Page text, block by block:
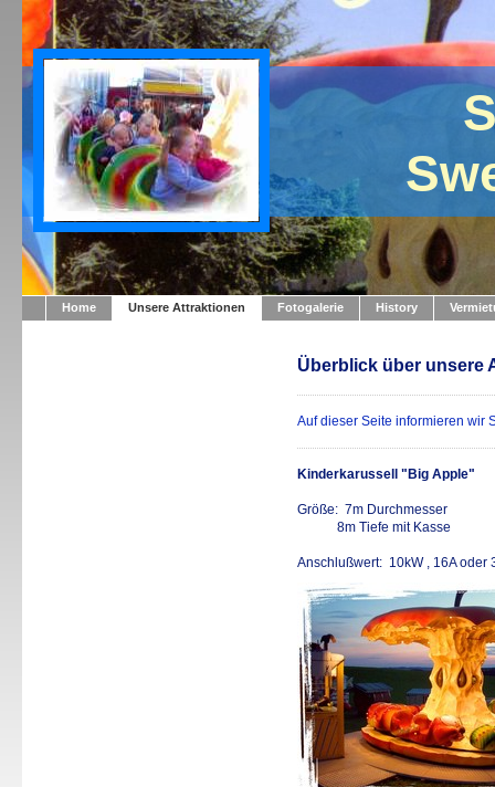
Home Unsere Attraktionen Fotogalerie History
Überblick über unsere
Auf dieser Seite informieren wir
Kinderkarussell "Big Apple"
Größe: 7m Durchmesser
8m Tiefe mit Kasse
Anschlußwert: 10kW , 16A oder